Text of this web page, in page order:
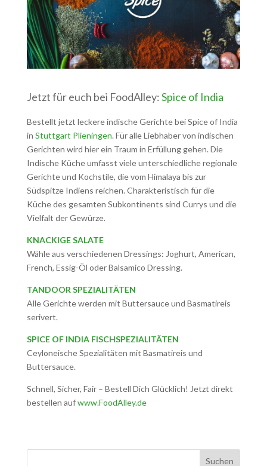
Jetzt für euch bei FoodAlley:Spice of India
Bestellt jetzt leckere indische Gerichte bei Spice of India
in Stuttgart Plieningen. Für alle Liebhaber von indischen
Gerichten wird hier ein Traum in Erfüllung gehen. Die
Indische Küche umfasst viele unterschiedliche regionale
Gerichte und Kochstile, die vom Himalaya bis zur
Südspitze Indiens reichen. Charakteristisch für die
Küche des gesamten Subkontinents sind Currys und die
Vielfalt der Gewürze.
KNACKIGE SALATE
Wähle aus verschiedenen Dressings: Joghurt, American,
French, Essig-Öl oder Balsamico Dressing.
TANDOOR SPEZIALITÄTEN
Alle Gerichte werden mit Buttersauce und Basmatireis
serivert.
SPICE OF INDIA FISCHSPEZIALITÄTEN
Ceyloneische Spezialitäten mit Basmatireis und
Buttersauce.
Schnell, Sicher, Fair – Bestell Dich Glücklich! Jetzt direkt
bestellen aufwww.FoodAlley.de
Suchen